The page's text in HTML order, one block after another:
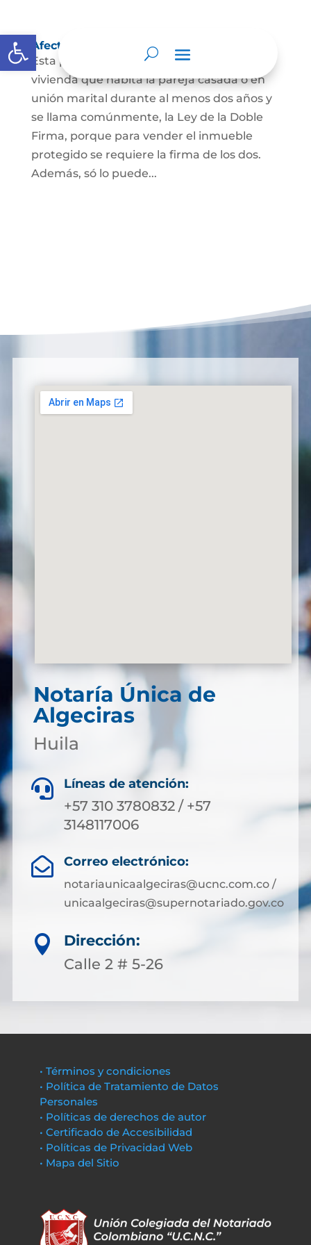
Abrir barra de herramientas
Afectación a Vivienda familiar
Esta protección la ordena la ley sobre la
vivienda que habita la pareja casada o en
unión marital durante al menos dos años y
se llama comúnmente, la Ley de la Doble
Firma, porque para vender el inmueble
protegido se requiere la firma de los dos.
Además, só lo puede...
Notaría Única de
Algeciras
Huila
 Líneas de atención:
+57 310 3780832 / +57
3148117006
 Correo electrónico:
notariaunicaalgeciras@ucnc.com.co /
unicaalgeciras@supernotariado.gov.co

Dirección:
Calle 2 # 5-26
• Términos y condiciones
• Política de Tratamiento de Datos
Personales
• Políticas de derechos de autor
• Certificado de Accesibilidad
• Políticas de Privacidad Web
• Mapa del Sitio